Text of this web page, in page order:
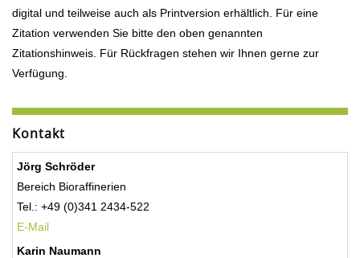
digital und teilweise auch als Printversion erhältlich. Für eine
Zitation verwenden Sie bitte den oben genannten
Zitationshinweis. Für Rückfragen stehen wir Ihnen gerne zur
Verfügung.
Kontakt
Jörg Schröder
Bereich Bioraffinerien
Tel.: +49 (0)341 2434-522
E-Mail
Karin Naumann